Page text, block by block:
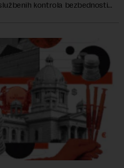
kontrola bezbednosti